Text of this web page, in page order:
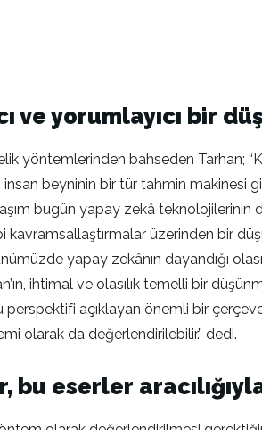
ve yorumlayıcı bir
yöntemlerinden bahseden Tarhan;
beyninin bir tür tahmin makinesi
bugün yapay zekâ
üzerinden bir
yapay zekânın dayandığı
ihtimal ve olasılık temelli bir
perspektifi açıklayan önemli bir
olarak da değerlendirilebilir.” dedi.
bu eserler